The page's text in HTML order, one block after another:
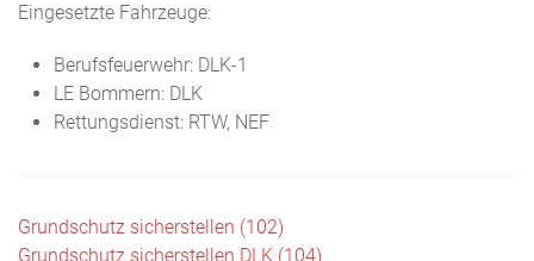
Eingesetzte Fahrzeuge:
Berufsfeuerwehr: DLK-1
LE Bommern: DLK
Rettungsdienst: RTW, NEF
Beitragsnavigation
Grundschutz sicherstellen (102)
Grundschutz sicherstellen DLK (104)